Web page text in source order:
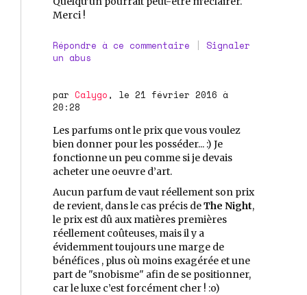
Merci !
Répondre à ce commentaire | Signaler
un abus
par Calygo , le 21 février 2016 à
20:28
Les parfums ont le prix que vous voulez
bien donner pour les posséder... :) Je
fonctionne un peu comme si je devais
acheter une oeuvre d’art.
Aucun parfum de vaut réellement son prix
de revient, dans le cas précis deThe Night,
le prix est dû aux matières premières
réellement coûteuses, mais il y a
évidemment toujours une marge de
bénéfices , plus où moins exagérée et une
part de "snobisme" afin de se positionner,
car le luxe c’est forcément cher ! :o)